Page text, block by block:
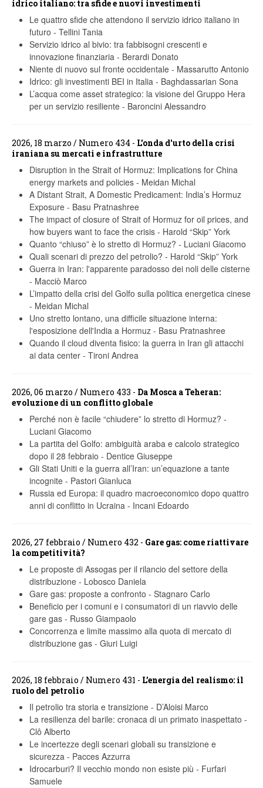
idrico italiano: tra sfide e nuovi investimenti
Le quattro sfide che attendono il servizio idrico italiano in
futuro - Tellini Tania
Servizio idrico al bivio: tra fabbisogni crescenti e
innovazione finanziaria - Berardi Donato
Niente di nuovo sul fronte occidentale - Massarutto Antonio
Idrico: gli investimenti BEI in Italia - Baghdassarian Sona
L’acqua come asset strategico: la visione del Gruppo Hera
per un servizio resiliente - Baroncini Alessandro
2026, 18 marzo / Numero 434 - L'onda d'urto della crisi
iraniana su mercati e infrastrutture
Disruption in the Strait of Hormuz: Implications for China
energy markets and policies - Meidan Michal
A Distant Strait, A Domestic Predicament: India’s Hormuz
Exposure - Basu Pratnashree
The impact of closure of Strait of Hormuz for oil prices, and
how buyers want to face the crisis - Harold “Skip” York
Quanto “chiuso” è lo stretto di Hormuz? - Luciani Giacomo
Quali scenari di prezzo del petrolio? - Harold “Skip” York
Guerra in Iran: l'apparente paradosso dei noli delle cisterne
- Macciò Marco
L’impatto della crisi del Golfo sulla politica energetica cinese
- Meidan Michal
Uno stretto lontano, una difficile situazione interna:
l'esposizione dell'India a Hormuz - Basu Pratnashree
Quando il cloud diventa fisico: la guerra in Iran gli attacchi
ai data center - Tironi Andrea
2026, 06 marzo / Numero 433 - Da Mosca a Teheran:
evoluzione di un conflitto globale
Perché non è facile “chiudere” lo stretto di Hormuz? -
Luciani Giacomo
La partita del Golfo: ambiguità araba e calcolo strategico
dopo il 28 febbraio - Dentice Giuseppe
Gli Stati Uniti e la guerra all’Iran: un’equazione a tante
incognite - Pastori Gianluca
Russia ed Europa: il quadro macroeconomico dopo quattro
anni di conflitto in Ucraina - Incani Edoardo
2026, 27 febbraio / Numero 432 - Gare gas: come riattivare
la competitività?
Le proposte di Assogas per il rilancio del settore della
distribuzione - Lobosco Daniela
Gare gas: proposte a confronto - Stagnaro Carlo
Beneficio per i comuni e i consumatori di un riavvio delle
gare gas - Russo Giampaolo
Concorrenza e limite massimo alla quota di mercato di
distribuzione gas - Giuri Luigi
2026, 18 febbraio / Numero 431 - L’energia del realismo: il
ruolo del petrolio
Il petrolio tra storia e transizione - D’Aloisi Marco
La resilienza del barile: cronaca di un primato inaspettato -
Clô Alberto
Le incertezze degli scenari globali su transizione e
sicurezza - Pacces Azzurra
Idrocarburi? Il vecchio mondo non esiste più - Furfari
Samuele